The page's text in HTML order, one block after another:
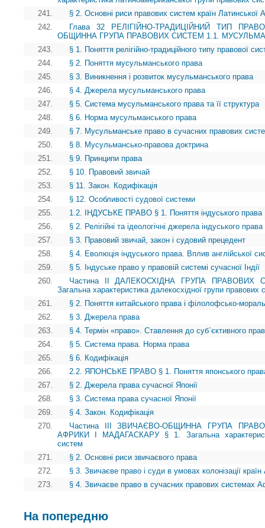
241.
§ 2. Основні риси правових систем країн Латинської
242.
Глава 32 РЕЛІГІЙНО-ТРАДИЦІЙНИЙ ТИП
ОБЩИННА ГРУПА ПРАВОВИХ СИСТЕМ 1.1.
243.
§ 1. Поняття релігійно-традиційного типу правової
244.
§ 2. Поняття мусульманського права
245.
§ 3. Виникнення і розвиток мусульманського права
246.
§ 4. Джерела мусульманського права
247.
§ 5. Система мусульманського права та її структура
248.
§ 6. Норма мусульманського права
249.
§ 7. Мусульманське право в сучасних правових
250.
§ 8. Мусульмансько-правова доктрина
251.
§ 9. Принципи права
252.
§ 10. Правовий звичай
253.
§ 11. Закон. Кодифікація
254.
§ 12. Особливості судової системи
255.
1.2. ІНДУСЬКЕ ПРАВО § 1. Поняття індуського права
256.
§ 2. Релігійні та ідеологічні джерела індуського права
257.
§ 3. Правовий звичай, закон і судовий прецедент
258.
§ 4. Еволюція індуського права. Вплив англійської
259.
§ 5. Індуське право у правовій системі сучасної Індії
260.
Частина II ДАЛЕКОСХІДНА ГРУПА
Загальна характеристика далекосхідної групи правових
261.
§ 2. Поняття китайського права і філолофсько-
262.
§ 3. Джерела права
263.
§ 4. Термін «право». Ставлення до суб`єктивного
264.
§ 5. Система права. Норма права
265.
§ 6. Кодифікація
266.
2.2. ЯПОНСЬКЕ ПРАВО § 1. Поняття японського права
267.
§ 2. Джерела права сучасної Японії
268.
§ 3. Система права сучасної Японії
269.
§ 4. Закон. Кодифікація
270.
Частина III ЗВИЧАЄВО-ОБЩИННА ГРУПА
АФРИКИ І МАДАГАСКАРУ § 1. Загальна
систем
271.
§ 2. Основні риси звичаєвого права
272.
§ 3. Звичаєве право і суди в умовах колонізації
273.
§ 4. Звичаєве право в сучасних правових системах
На попередню